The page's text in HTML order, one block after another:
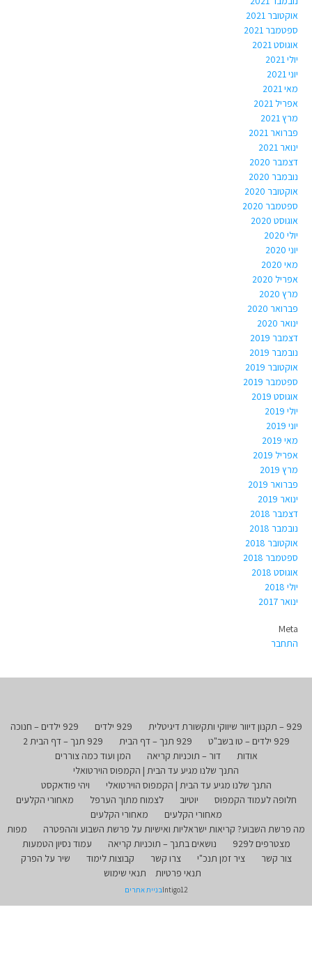
אוקטובר 2021
ספטמבר 2021
אוגוסט 2021
יולי 2021
יוני 2021
מאי 2021
אפריל 2021
מרץ 2021
פברואר 2021
ינואר 2021
דצמבר 2020
נובמבר 2020
אוקטובר 2020
ספטמבר 2020
אוגוסט 2020
יולי 2020
יוני 2020
מאי 2020
אפריל 2020
מרץ 2020
פברואר 2020
ינואר 2020
דצמבר 2019
נובמבר 2019
אוקטובר 2019
ספטמבר 2019
אוגוסט 2019
יולי 2019
יוני 2019
מאי 2019
אפריל 2019
מרץ 2019
פברואר 2019
ינואר 2019
דצמבר 2018
נובמבר 2018
אוקטובר 2018
ספטמבר 2018
אוגוסט 2018
יולי 2018
ינואר 2017
Meta
התחבר
929 – תקנון דיוור שיווקי ותקשורת דיגיטלית 929 ילדים
929 ילדים – חנוכה
929 ילדים – טו בשב"ט
929 תנך – דף הבית
929 תנך – דף הבית 2
אודות
דור – תוכניות קריאה
המן ועוד כמה צוררים
התנך שלנו מגיע עד הבית | הקמפוס הוירטואלי
התנך שלנו מגיע עד הבית | הקמפוס הוירטואלי
ויהי פודאקסט
חלופה לעמוד הקמפוס
יוטיוב לצמוח מתוך הערפל
מאחורי הקלעים
מאחורי הקלעים
מאחורי הקלעים
מה פרשת השבוע? קריאות ישראליות ואישיות על פרשת השבוע וההפטרה
מפות
מצטרפים ל929
נושאים בתנך – תוכניות קריאה
עמוד נסיון הטמעות
צור קשר
ציר זמן תנכ"י צרו קשר קבוצות לימוד
שיר על הפרק
תנאי פרטיות
תנאי שימוש
Intigo12בניית אתרים